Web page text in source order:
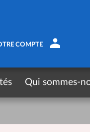
COMPTE
Qui sommes-